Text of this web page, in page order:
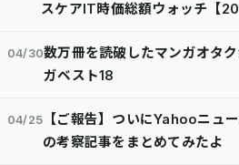
スケアIT時価総額ウォッチ【
04/30数万冊を読破したマンガオタ
ガベスト18
04/25
【ご報告】ついにYahooニュ
の考察記事をまとめてみたよ